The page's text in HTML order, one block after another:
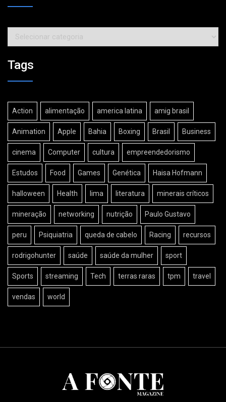
Categorias
Tags
Action alimentação america latina amig brasil
Animation Apple Bahia Boxing Brasil Business
cinema Computer cultura empreendedorismo
Estudos Food Games Genética Haisa Hofmann
halloween Health lima literatura minerais críticos
mineração networking nutrição Paulo Gustavo
peru Psiquiatria queda de cabelo Racing recursos
rodrigohunter saúde saúde da mulher sport
Sports streaming Tech terras raras tpm travel
vendas world